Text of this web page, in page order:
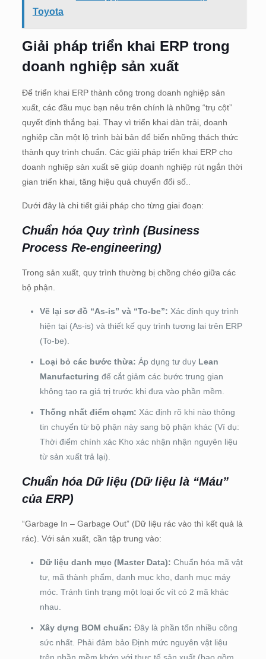
Toyota
Giải pháp triển khai ERP trong
doanh nghiệp sản xuất
Để triển khai ERP thành công trong doanh nghiệp sản
xuất, các đầu mục bạn nêu trên chính là những “trụ cột”
quyết định thắng bại. Thay vì triển khai dàn trải, doanh
nghiệp cần một lộ trình bài bản để biến những thách thức
thành quy trình chuẩn. Các giải pháp triển khai ERP cho
doanh nghiệp sản xuất sẽ giúp doanh nghiệp rút ngắn thời
gian triển khai, tăng hiệu quả chuyển đổi số..
Dưới đây là chi tiết giải pháp cho từng giai đoạn:
Chuẩn hóa Quy trình (Business
Process Re-engineering)
Trong sản xuất, quy trình thường bị chồng chéo giữa các
bộ phận.
Vẽ lại sơ đồ “As-is” và “To-be”: Xác định quy trình
hiện tại (As-is) và thiết kế quy trình tương lai trên ERP
(To-be).
Loại bỏ các bước thừa: Áp dụng tư duy Lean
Manufacturing để cắt giảm các bước trung gian
không tạo ra giá trị trước khi đưa vào phần mềm.
Thống nhất điểm chạm: Xác định rõ khi nào thông
tin chuyển từ bộ phận này sang bộ phận khác (Ví dụ:
Thời điểm chính xác Kho xác nhận nhận nguyên liệu
từ sản xuất trả lại).
Chuẩn hóa Dữ liệu (Dữ liệu là “Máu”
của ERP)
“Garbage In – Garbage Out” (Dữ liệu rác vào thì kết quả là
rác). Với sản xuất, cần tập trung vào:
Dữ liệu danh mục (Master Data): Chuẩn hóa mã vật
tư, mã thành phẩm, danh mục kho, danh mục máy
móc. Tránh tình trạng một loại ốc vít có 2 mã khác
nhau.
Xây dựng BOM chuẩn: Đây là phần tốn nhiều công
sức nhất. Phải đảm bảo Định mức nguyên vật liệu